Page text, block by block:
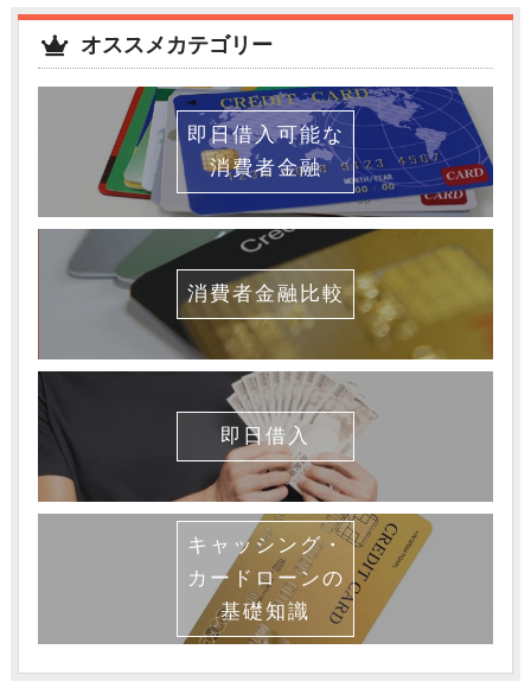
オススメカテゴリー
即日借入可能な
消費者金融
消費者金融比較
即日借入
キャッシング・
カードローンの
基礎知識